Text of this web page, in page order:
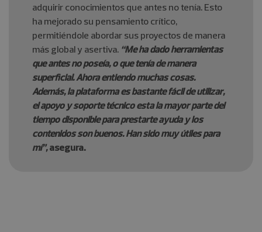
adquirir conocimientos que antes no tenía. Esto
ha mejorado su pensamiento crítico,
permitiéndole abordar sus proyectos de manera
más global y asertiva. “Me ha dado herramientas
que antes no poseía, o que tenía de manera
superficial. Ahora entiendo muchas cosas.
Además, la plataforma es bastante fácil de utilizar,
el apoyo y soporte técnico esta la mayor parte del
tiempo disponible para prestarte ayuda y los
contenidos son buenos. Han sido muy útiles para
mí”,asegura.